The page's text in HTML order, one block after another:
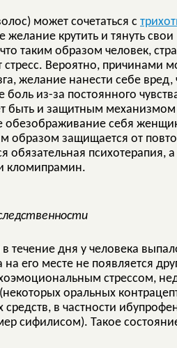
может сочетаться с
желание крутить и тянуть
таким образом человек,
стресс. Вероятно, причинами
желание нанести себе
боль из-за постоянного
быть и защитным механизмом
обезображивание себя
образом защищается от
обязательная психотерапия,
кломипрамин.
течение дня у человека
на его месте не появляется
стрессом,
оральных
средств, в частности
сифилисом). Такое